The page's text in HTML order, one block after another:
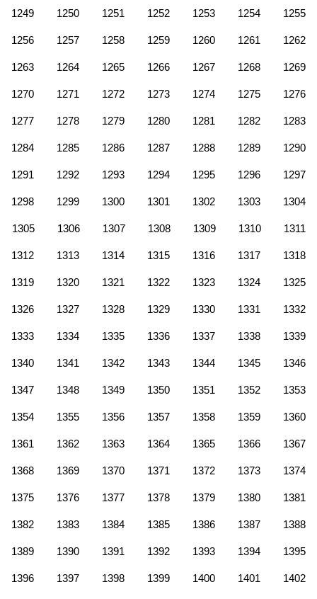
1249 1250 1251 1252 1253 1254 1255
1256 1257 1258 1259 1260 1261 1262
1263 1264 1265 1266 1267 1268 1269
1270 1271 1272 1273 1274 1275 1276
1277 1278 1279 1280 1281 1282 1283
1284 1285 1286 1287 1288 1289 1290
1291 1292 1293 1294 1295 1296 1297
1298 1299 1300 1301 1302 1303 1304
1305 1306 1307 1308 1309 1310 1311
1312 1313 1314 1315 1316 1317 1318
1319 1320 1321 1322 1323 1324 1325
1326 1327 1328 1329 1330 1331 1332
1333 1334 1335 1336 1337 1338 1339
1340 1341 1342 1343 1344 1345 1346
1347 1348 1349 1350 1351 1352 1353
1354 1355 1356 1357 1358 1359 1360
1361 1362 1363 1364 1365 1366 1367
1368 1369 1370 1371 1372 1373 1374
1375 1376 1377 1378 1379 1380 1381
1382 1383 1384 1385 1386 1387 1388
1389 1390 1391 1392 1393 1394 1395
1396 1397 1398 1399 1400 1401 1402